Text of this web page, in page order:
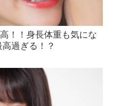
！！身長体重も気にな
過ぎる！？